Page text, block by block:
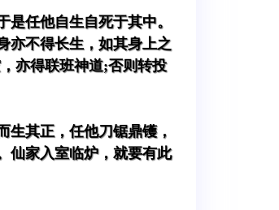
任他自生自死于其中。
亦不得长生，如其身上之
亦得联班神道;否则转投
生其正，任他刀锯鼎镬，
仙家入室临炉，就要有此